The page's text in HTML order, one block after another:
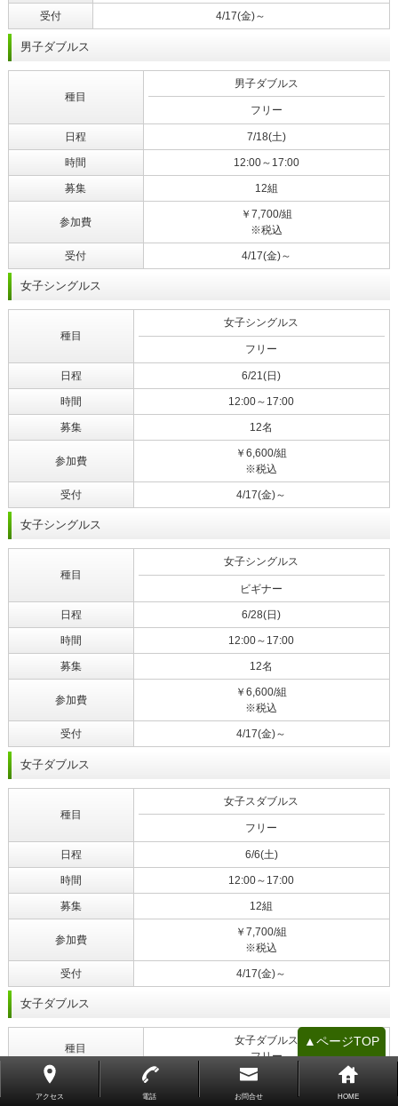
受付 4/17(金)～
男子ダブルス
種目
男子ダブルス
フリー
日程 7/18(土)
時間 12:00～17:00
募集 12組
参加費
￥7,700/組
※税込
受付 4/17(金)～
女子シングルス
種目
女子シングルス
フリー
日程 6/21(日)
時間 12:00～17:00
募集 12名
参加費
￥6,600/組
※税込
受付 4/17(金)～
女子シングルス
種目
女子シングルス
ビギナー
日程 6/28(日)
時間 12:00～17:00
募集 12名
参加費
￥6,600/組
※税込
受付 4/17(金)～
女子ダブルス
種目
女子スダブルス
フリー
日程 6/6(土)
時間 12:00～17:00
募集 12組
参加費
￥7,700/組
※税込
受付 4/17(金)～
女子ダブルス
種目
女子ダブルス
フリー
7/25(土)
▲ページTOP
アクセス 電話 お問合せ HOME